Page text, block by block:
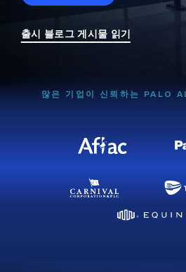
출시 블로그 게시물 읽기
많은 기업이 신뢰하는 PALO